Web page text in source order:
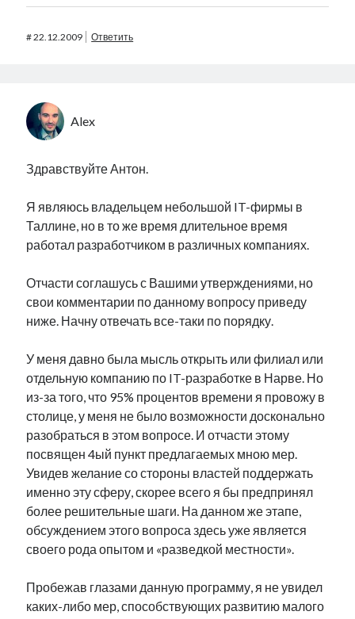
#22.12.2009 Ответить
Alex
Здравствуйте Антон.
Я являюсь владельцем небольшой IT-фирмы в
Таллине, но в то же время длительное время
работал разработчиком в различных компаниях.
Отчасти соглашусь с Вашими утверждениями, но
свои комментарии по данному вопросу приведу
ниже. Начну отвечать все-таки по порядку.
У меня давно была мысль открыть или филиал или
отдельную компанию по IT-разработке в Нарве. Но
из-за того, что 95% процентов времени я провожу в
столице, у меня не было возможности досконально
разобраться в этом вопросе. И отчасти этому
посвящен 4ый пункт предлагаемых мною мер.
Увидев желание со стороны властей поддержать
именно эту сферу, скорее всего я бы предпринял
более решительные шаги. На данном же этапе,
обсуждением этого вопроса здесь уже является
своего рода опытом и «разведкой местности».
Пробежав глазами данную программу, я не увидел
каких-либо мер, способствующих развитию малого